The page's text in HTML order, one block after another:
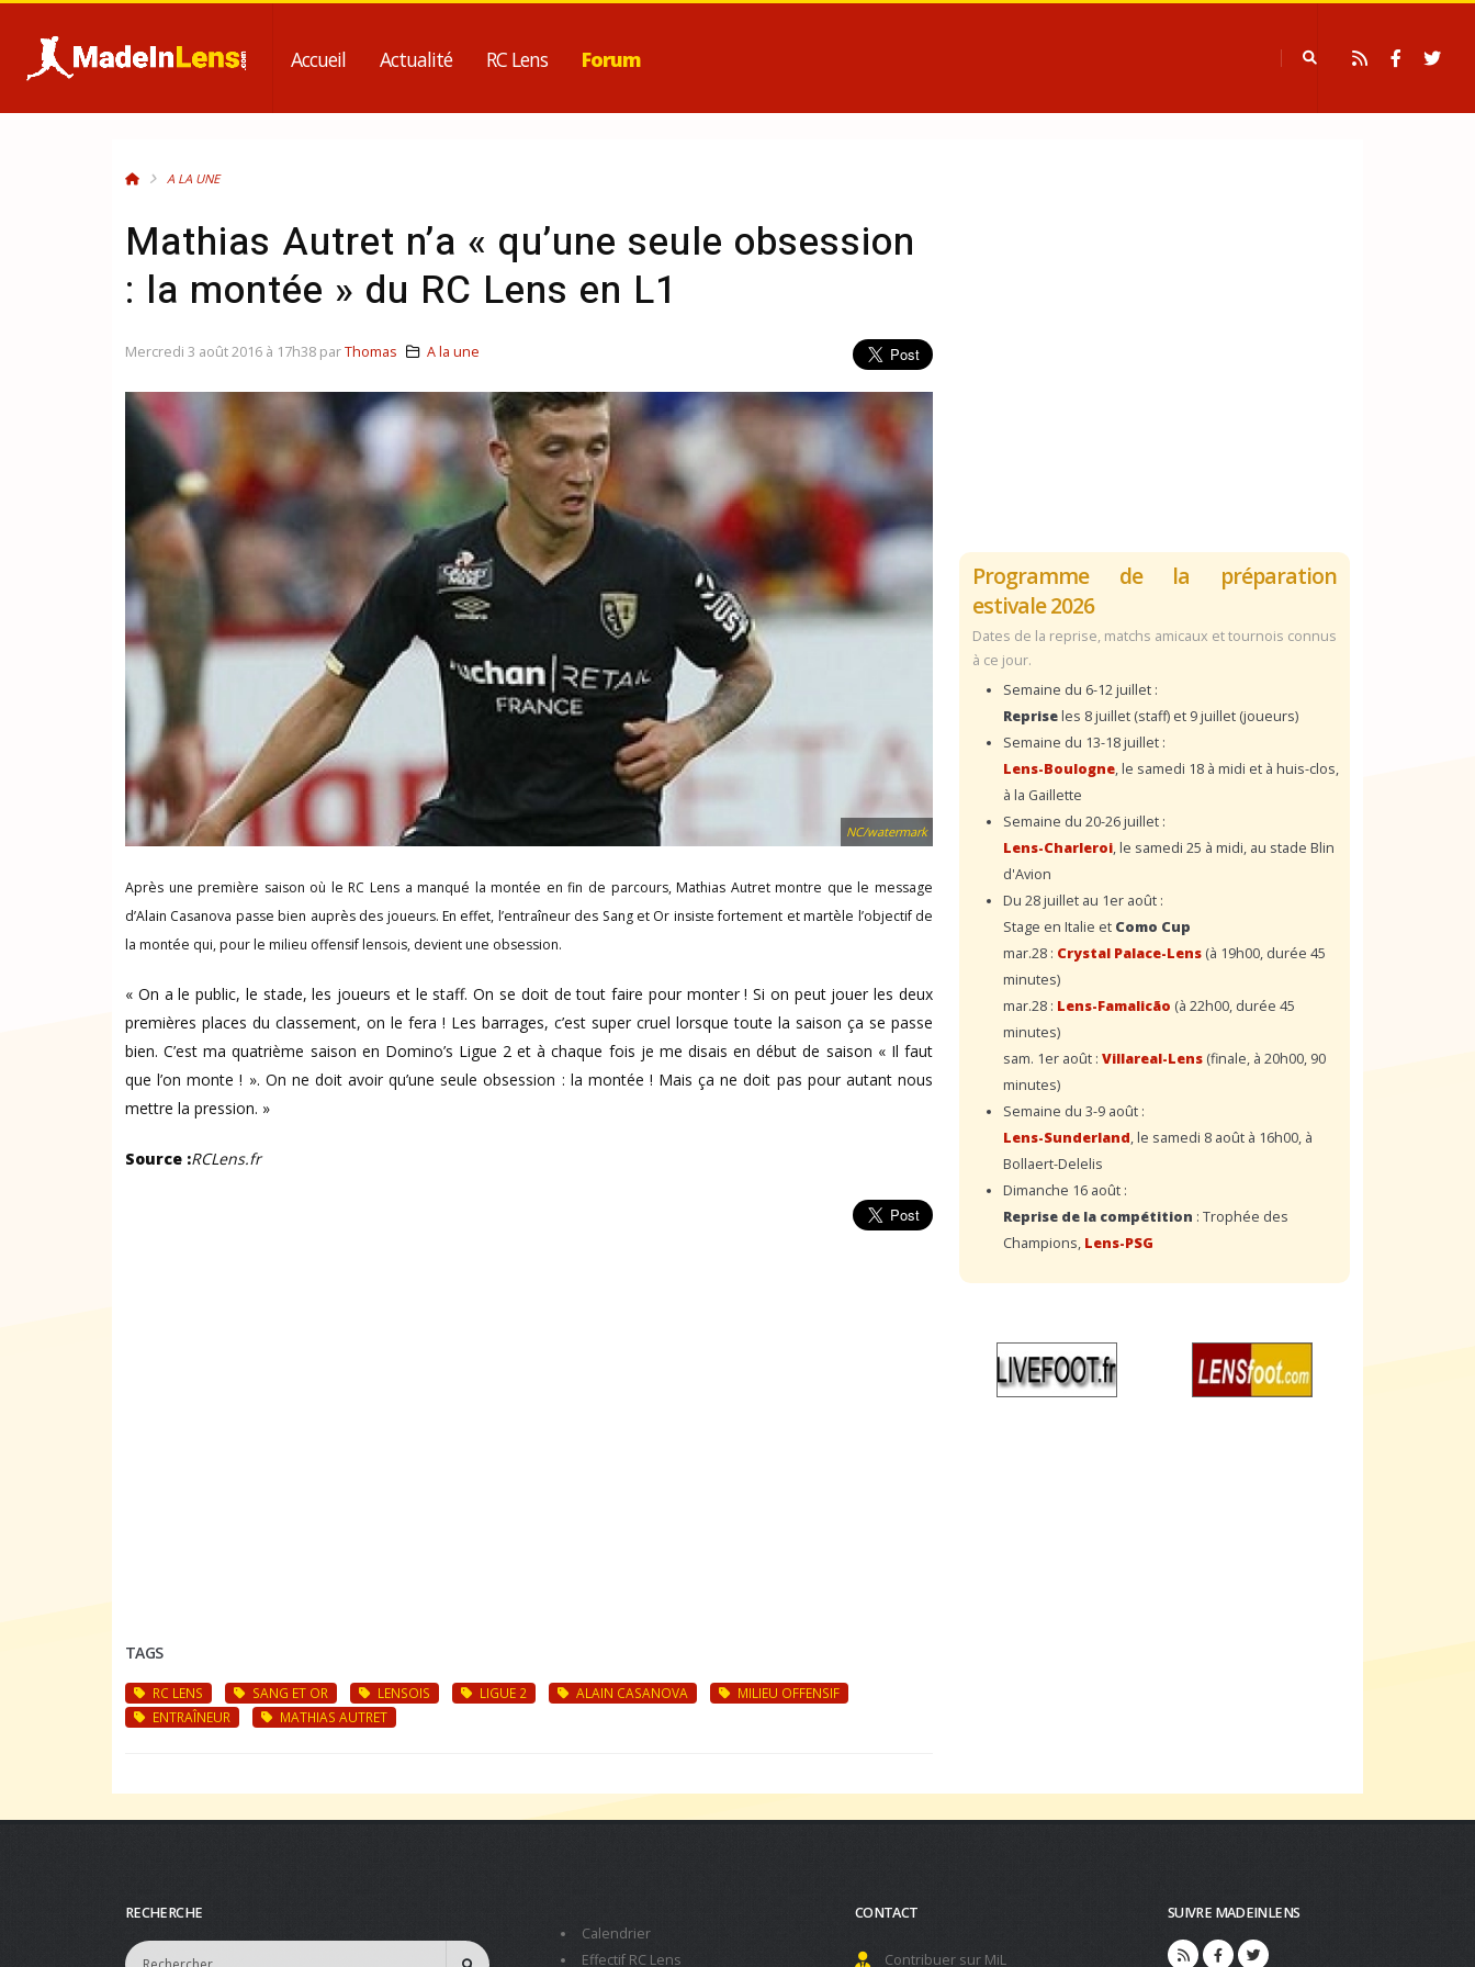
Accueil Actualité RC Lens Forum
A LA UNE
Mathias Autret n’a « qu’une seule obsession
: la montée » du RC Lens en L1
NC/watermark
Après une première saison où le RC Lens a manqué la montée en fin de parcours, Mathias Autret montre que le message
d’Alain Casanova passe bien auprès des joueurs. En effet, l’entraîneur des Sang et Or insiste fortement et martèle l’objectif de
la montée qui, pour le milieu offensif lensois, devient une obsession.
« On a le public, le stade, les joueurs et le staff. On se doit de tout faire pour monter ! Si on peut jouer les deux
premières places du classement, on le fera ! Les barrages, c’est super cruel lorsque toute la saison ça se passe
bien. C’est ma quatrième saison en Domino’s Ligue 2 et à chaque fois je me disais en début de saison « Il faut
que l’on monte ! ». On ne doit avoir qu’une seule obsession : la montée ! Mais ça ne doit pas pour autant nous
mettre la pression. »
Source :RCLens.fr
Mercredi 3 août 2016 à 17h38 parThomas A la une
TAGS
RC LENS SANG ET OR LENSOIS LIGUE 2 ALAIN CASANOVA
MILIEU OFFENSIF
ENTRAÎNEUR
MATHIAS AUTRET
Programme de la préparation
estivale 2026
Dates de la reprise, matchs amicaux et tournois connus
à ce jour.
Semaine du 6-12 juillet :
Repriseles 8 juillet (staff) et 9 juillet (joueurs)
Semaine du 13-18 juillet :
Lens-Boulogne, le samedi 18 à midi et à huis-clos,
à la Gaillette
Semaine du 20-26 juillet :
Lens-Charleroi, le samedi 25 à midi, au stade Blin
d'Avion
Du 28 juillet au 1er août :
Stage en Italie et Como Cup
mar.28 : Crystal Palace-Lens (à 19h00, durée 45
minutes)
mar.28 : Lens-Famalicão (à 22h00, durée 45
minutes)
sam. 1er août : Villareal-Lens (finale, à 20h00, 90
minutes)
Semaine du 3-9 août :
Lens-Sunderland, le samedi 8 août à 16h00, à
Bollaert-Delelis
Dimanche 16 août :
Reprise de la compétition : Trophée des
Champions, Lens-PSG
RECHERCHE
Calendrier
Effectif RC Lens
CONTACT
Contribuer sur MiL
SUIVRE MADEINLENS